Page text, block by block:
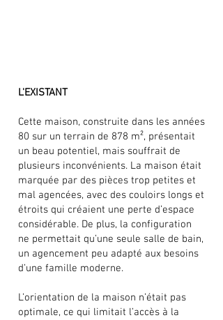
L'EXISTANT
Cette maison, construite dans les années
80 sur un terrain de 878 m², présentait
un beau potentiel, mais souffrait de
plusieurs inconvénients. La maison était
marquée par des pièces trop petites et
mal agencées, avec des couloirs longs et
étroits qui créaient une perte d’espace
considérable. De plus, la configuration
ne permettait qu’une seule salle de bain,
un agencement peu adapté aux besoins
d’une famille moderne.
L’orientation de la maison n’était pas
optimale, ce qui limitait l’accès à la